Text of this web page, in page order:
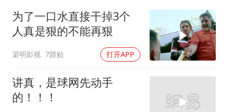
上半年国内手机销量TOP30出炉
中国代表队首次参加国际核科学奥赛 获一金三银
夏日经济乘“热”而上 消费市场向“新”而行
乐享全民健身 共筑健康中国
为了一口水直接干掉3个
人真是狠的不能再狠
梁明影视 7跟贴 打开APP
讲真，是球网先动手
的！！！